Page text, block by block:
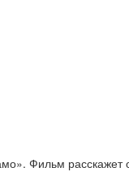
Фильм расскажет